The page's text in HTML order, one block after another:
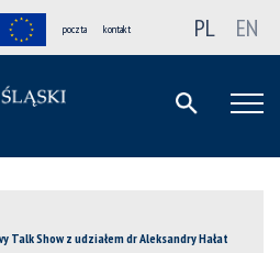
poczta kontakt PL EN
Talk Show z udziałem dr Aleksandry Hałat